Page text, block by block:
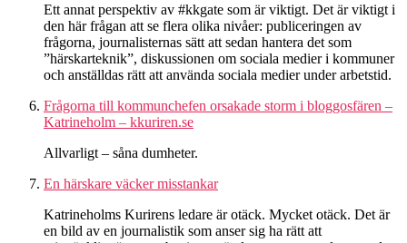
Ett annat perspektiv av #kkgate som är viktigt. Det är viktigt i
den här frågan att se flera olika nivåer: publiceringen av
frågorna, journalisternas sätt att sedan hantera det som
”härskarteknik”, diskussionen om sociala medier i kommuner
och anställdas rätt att använda sociala medier under arbetstid.
Frågorna till kommunchefen orsakade storm i bloggosfären –
Katrineholm – kkuriren.se
Allvarligt – såna dumheter.
En härskare väcker misstankar
Katrineholms Kurirens ledare är otäck. Mycket otäck. Det är
en bild av en journalistik som anser sig ha rätt att